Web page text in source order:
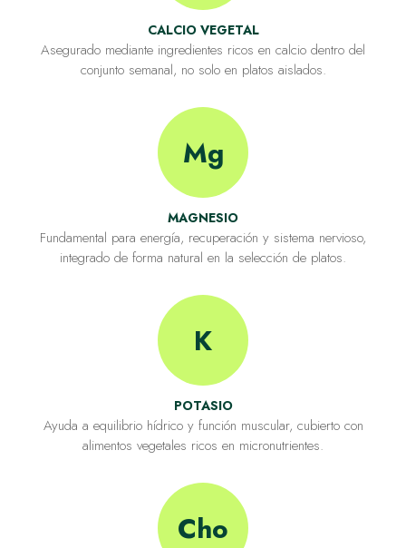
CALCIO VEGETAL
Asegurado mediante ingredientes ricos en calcio dentro del
conjunto semanal, no solo en platos aislados.
Mg
MAGNESIO
Fundamental para energía, recuperación y sistema nervioso,
integrado de forma natural en la selección de platos.
K
POTASIO
Ayuda a equilibrio hídrico y función muscular, cubierto con
alimentos vegetales ricos en micronutrientes.
Cho